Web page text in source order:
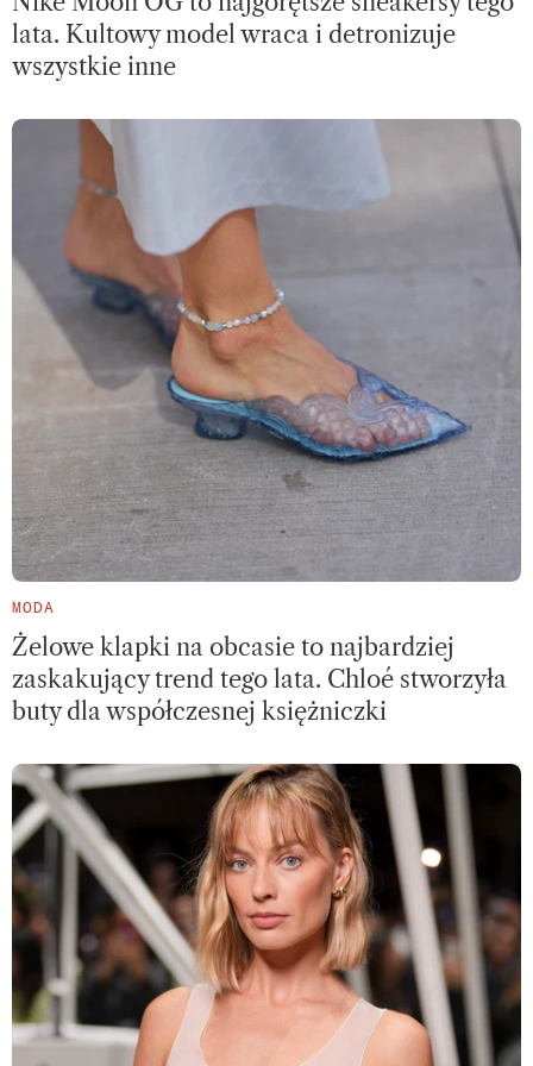
lata. Kultowy model wraca i detronizuje
wszystkie inne
MODA
Żelowe klapki na obcasie to najbardziej
zaskakujący trend tego lata. Chloé stworzyła
buty dla współczesnej księżniczki